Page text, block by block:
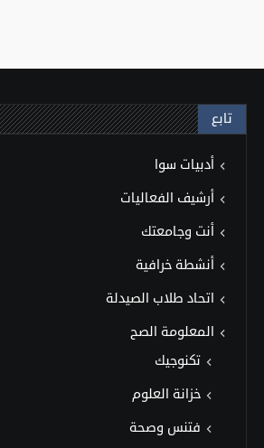
تابع
أدبيات سوا
أرشيف الفعاليات
أنت وجامعتك
أنشطة خرافية
اتحاد طلاب الصيدلة
المعلومة الصح
تكنوجيك
خزانة العلوم
فتنس وصحة